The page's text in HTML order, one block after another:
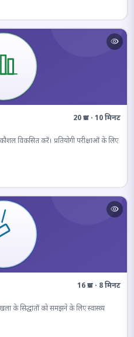
20 प्रश्न · 10 मिनट
विकसित करें। प्रतियोगी परीक्षाओं के लिए
16 प्रश्न · 8 मिनट
के सिद्धांतों को समझने के लिए स्वास्थ्य